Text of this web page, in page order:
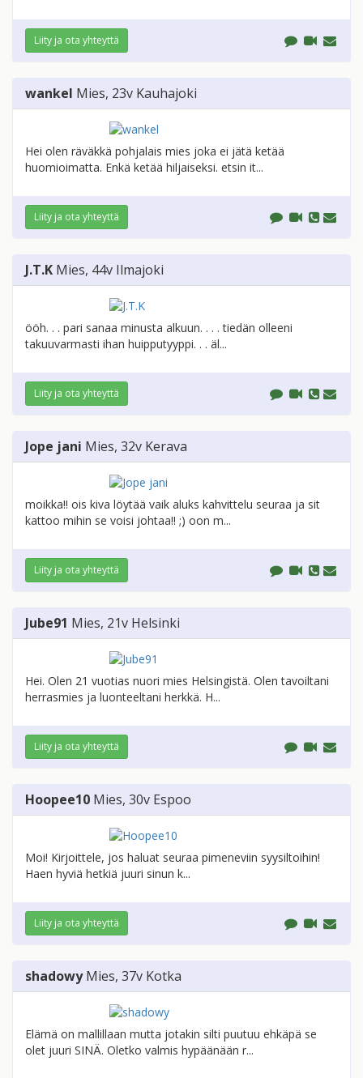
Liity ja ota yhteyttä
wankel Mies, 23v Kauhajoki
Hei olen räväkkä pohjalais mies joka ei jätä ketää
huomioimatta. Enkä ketää hiljaiseksi. etsin it...
Liity ja ota yhteyttä
J.T.K Mies, 44v Ilmajoki
ööh. . . pari sanaa minusta alkuun. . . . tiedän olleeni
takuuvarmasti ihan huipputyyppi. . . äl...
Liity ja ota yhteyttä
Jope jani Mies, 32v Kerava
moikka!! ois kiva löytää vaik aluks kahvittelu seuraa ja sit
kattoo mihin se voisi johtaa!! ;) oon m...
Liity ja ota yhteyttä
Jube91 Mies, 21v Helsinki
Hei. Olen 21 vuotias nuori mies Helsingistä. Olen tavoiltani
herrasmies ja luonteeltani herkkä. H...
Liity ja ota yhteyttä
Hoopee10 Mies, 30v Espoo
Moi! Kirjoittele, jos haluat seuraa pimeneviin syysiltoihin!
Haen hyviä hetkiä juuri sinun k...
Liity ja ota yhteyttä
shadowy Mies, 37v Kotka
Elämä on mallillaan mutta jotakin silti puutuu ehkäpä se
olet juuri SINÄ. Oletko valmis hypäänään r...